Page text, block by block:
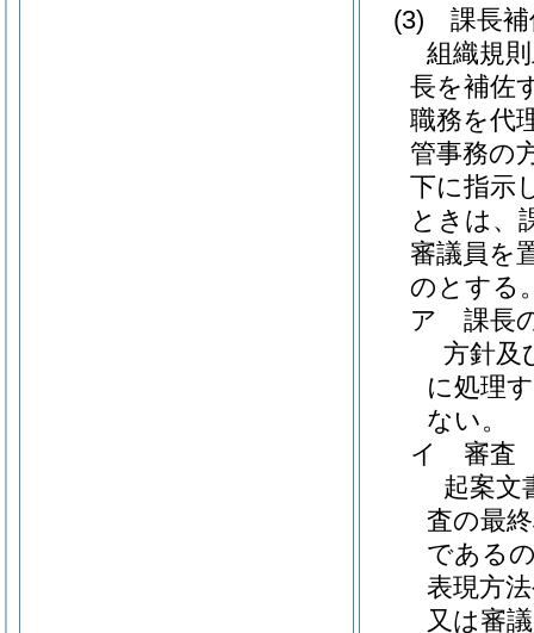
(3)
課長
組織規
長を補佐
職務を代
管事務の
下に指示
ときは、
審議員を
のとする
ア
課長
方針及
に処理
ない。
イ
審査
起案文
査の最
である
表現方
又は審